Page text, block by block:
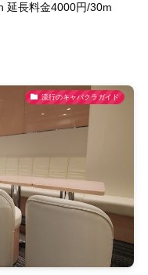
延長料金4000円/30m
流行のキャバクラガイド